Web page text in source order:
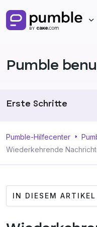
Pumble
Erste Schritte
Pumble benutzen
Verwaltung
Pumble-Hilfecenter
Wiederkehrende
IN DIESEM ARTIKEL